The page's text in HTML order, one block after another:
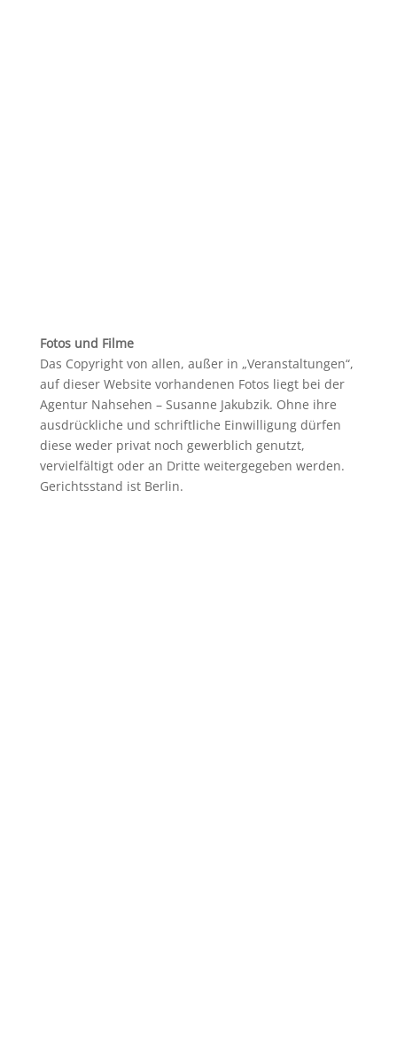
Fotos und Filme
Das Copyright von allen, außer in „Veranstaltungen“,
auf dieser Website vorhandenen Fotos liegt bei der
Agentur Nahsehen – Susanne Jakubzik. Ohne ihre
ausdrückliche und schriftliche Einwilligung dürfen
diese weder privat noch gewerblich genutzt,
vervielfältigt oder an Dritte weitergegeben werden.
Gerichtsstand ist Berlin.